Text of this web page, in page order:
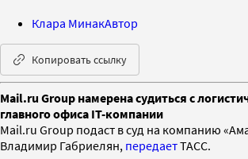
Клара МинакАвтор
Копировать ссылку
Mail.ru Group намерена судиться с
главного офиса IT-компании
Mail.ru Group подаст в суд на компанию
Владимир Габриелян, передаетТАСС.